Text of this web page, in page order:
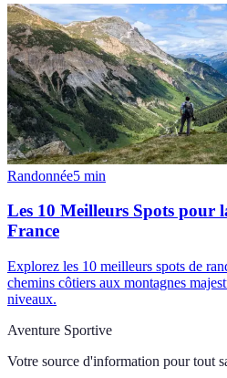
Randonnée5 min
Les 10 Meilleurs Spots pour
France
Explorez les 10 meilleurs spots de
chemins côtiers aux montagnes
niveaux.
Aventure Sportive
Votre source d'information pour tout